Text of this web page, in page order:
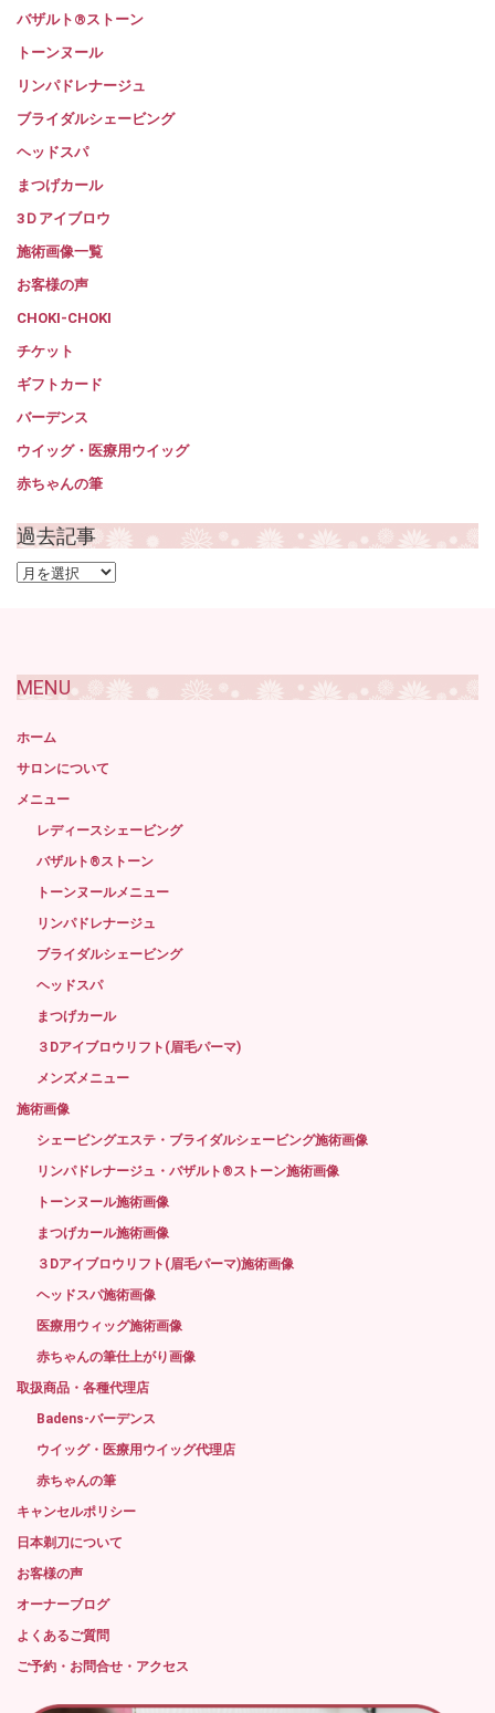
バザルト®ストーン
トーンヌール
リンパドレナージュ
ブライダルシェービング
ヘッドスパ
まつげカール
3Ｄアイブロウ
施術画像一覧
お客様の声
CHOKI-CHOKI
チケット
ギフトカード
バーデンス
ウイッグ・医療用ウイッグ
赤ちゃんの筆
過去記事
過
MENU
ホーム
サロンについて
メニュー
レディースシェービング
バザルト®ストーン
トーンヌールメニュー
リンパドレナージュ
ブライダルシェービング
ヘッドスパ
まつげカール
３Dアイブロウリフト(眉毛パーマ)
メンズメニュー
施術画像
シェービングエステ・ブライダルシェービング施術画像
リンパドレナージュ・バザルト®ストーン施術画像
トーンヌール施術画像
まつげカール施術画像
３Dアイブロウリフト(眉毛パーマ)施術画像
ヘッドスパ施術画像
医療用ウィッグ施術画像
赤ちゃんの筆仕上がり画像
取扱商品・各種代理店
Badens-バーデンス
ウイッグ・医療用ウイッグ代理店
赤ちゃんの筆
キャンセルポリシー
日本剃刀について
お客様の声
オーナーブログ
よくあるご質問
ご予約・お問合せ・アクセス